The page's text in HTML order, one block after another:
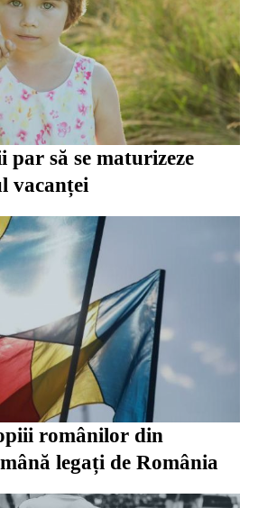
par să se maturizeze
vacanței
românilor din
legați de România